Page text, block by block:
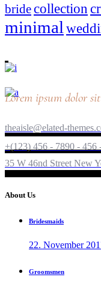
bridecollection
minimal
Lorem ipsum dolor
theaisle@elated-
+(123) 456 - 7890 - 456
35 W 46nd Street New
About Us
Bridesmaids
22. November
Groomsmen